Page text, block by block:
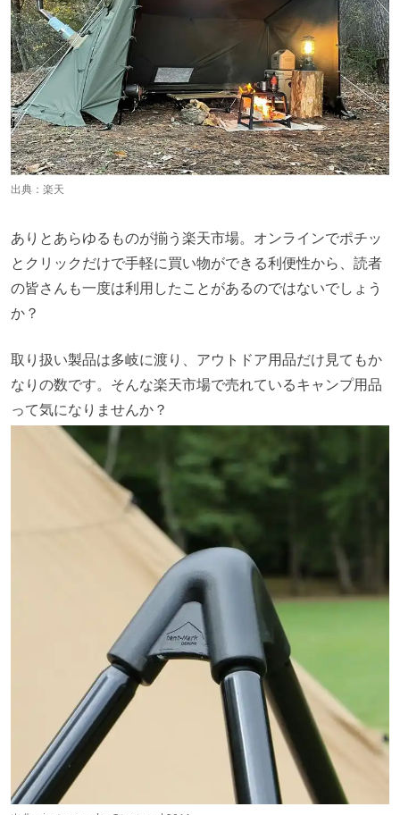
出典： 楽天
ありとあらゆるものが揃う楽天市場。オンラインでポチッ
とクリックだけで手軽に買い物ができる利便性から、読者
の皆さんも一度は利用したことがあるのではないでしょう
か？
取り扱い製品は多岐に渡り、アウトドア用品だけ見てもか
なりの数です。そんな楽天市場で売れているキャンプ用品
って気になりませんか？